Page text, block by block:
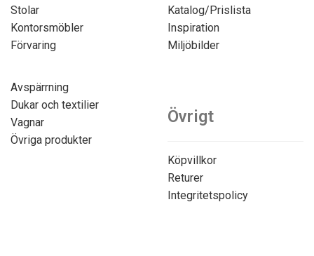
Stolar
Kontorsmöbler
Förvaring
Avspärrning
Dukar och textilier
Vagnar
Övriga produkter
Katalog/Prislista
Inspiration
Miljöbilder
Övrigt
Köpvillkor
Returer
Integritetspolicy